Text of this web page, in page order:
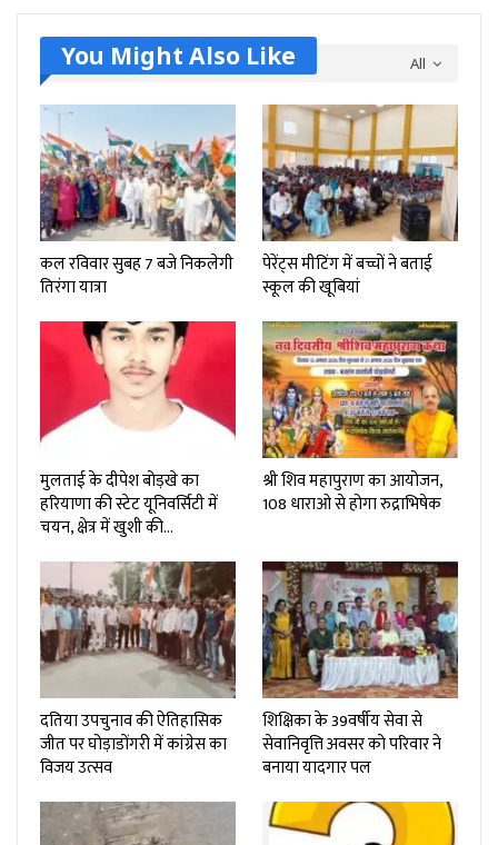
All
You Might Also Like
कल रविवार सुबह 7 बजे निकलेगी
तिरंगा यात्रा
पेरेंट्स मीटिंग में बच्चों ने बताई
स्कूल की खूबियां
मुलताई के दीपेश बोड़खे का
हरियाणा की स्टेट यूनिवर्सिटी में
चयन, क्षेत्र में खुशी की…
श्री शिव महापुराण का आयोजन,
108 धाराओ से होगा रुद्राभिषेक
दतिया उपचुनाव की ऐतिहासिक
जीत पर घोड़ाडोंगरी में कांग्रेस का
विजय उत्सव
शिक्षिका के 39वर्षीय सेवा से
सेवानिवृत्ति अवसर को परिवार ने
बनाया यादगार पल